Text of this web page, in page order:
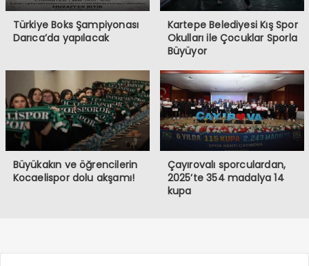
Türkiye Boks Şampiyonası
Darıca’da yapılacak
Kartepe Belediyesi Kış Spor
Okulları ile Çocuklar Sporla
Büyüyor
Büyükakın ve öğrencilerin
Kocaelispor dolu akşamı!
Çayırovalı sporculardan,
2025’te 354 madalya 14
kupa